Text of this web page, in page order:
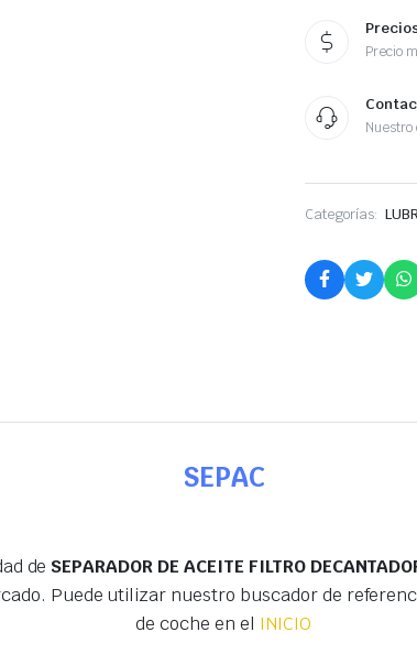
Precio
Categorías:
SEPAC
de SEPARADOR DE ACEITE FILTRO
Puede utilizar nuestro buscador de
de coche en el INICIO